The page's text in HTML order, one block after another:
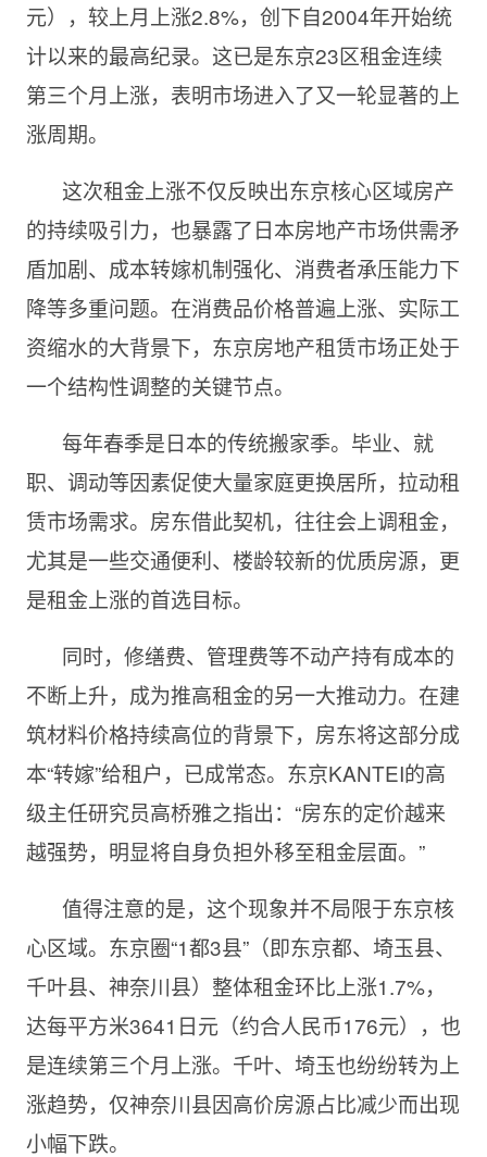
元），较上月上涨2.8%，创下自2004年开始统
计以来的最高纪录。这已是东京23区租金连续
第三个月上涨，表明市场进入了又一轮显著的上
涨周期。
这次租金上涨不仅反映出东京核心区域房产
的持续吸引力，也暴露了日本房地产市场供需矛
盾加剧、成本转嫁机制强化、消费者承压能力下
降等多重问题。在消费品价格普遍上涨、实际工
资缩水的大背景下，东京房地产租赁市场正处于
一个结构性调整的关键节点。
每年春季是日本的传统搬家季。毕业、就
职、调动等因素促使大量家庭更换居所，拉动租
赁市场需求。房东借此契机，往往会上调租金，
尤其是一些交通便利、楼龄较新的优质房源，更
是租金上涨的首选目标。
同时，修缮费、管理费等不动产持有成本的
不断上升，成为推高租金的另一大推动力。在建
筑材料价格持续高位的背景下，房东将这部分成
本“转嫁”给租户，已成常态。东京KANTEI的高
级主任研究员高桥雅之指出：“房东的定价越来
越强势，明显将自身负担外移至租金层面。”
值得注意的是，这个现象并不局限于东京核
心区域。东京圈“1都3县”（即东京都、埼玉县、
千叶县、神奈川县）整体租金环比上涨1.7%，
达每平方米3641日元（约合人民币176元），也
是连续第三个月上涨。千叶、埼玉也纷纷转为上
涨趋势，仅神奈川县因高价房源占比减少而出现
小幅下跌。